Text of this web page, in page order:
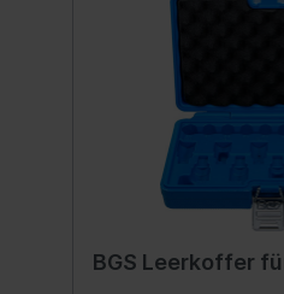
BGS Leerkoffer